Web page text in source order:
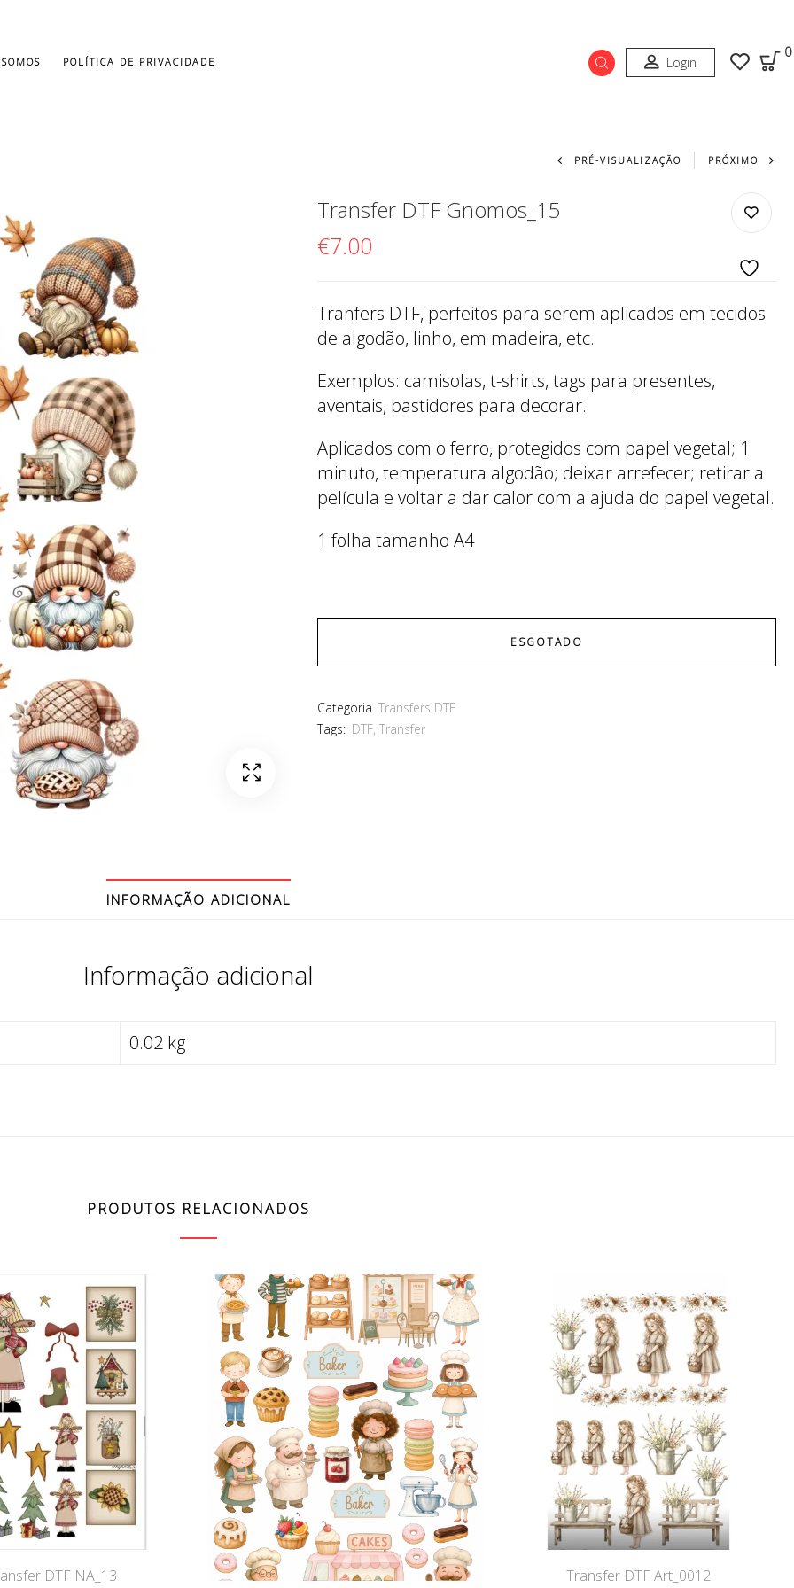
POLÍTICA DE PRIVACIDADE Login
0
Navegação do
PRÉ-VISUALIZAÇÃO PRÓXIMO
Transfer DTF Gnomos_15
€7.00
Tranfers DTF, perfeitos para serem aplicados em tecidos
de algodão, linho, em madeira, etc.
Exemplos: camisolas, t-shirts, tags para presentes,
aventais, bastidores para decorar.
Aplicados com o ferro, protegidos com papel vegetal; 1
minuto, temperatura algodão; deixar arrefecer; retirar a
película e voltar a dar calor com a ajuda do papel vegetal.
1 folha tamanho A4
ESGOTADO
Categoria Transfers DTF
Tags: DTF,Transfer
INFORMAÇÃO ADICIONAL
Informação adicional
0.02 kg
PRODUTOS RELACIONADOS
DTF NA_13 Transfer DTF Art_0012